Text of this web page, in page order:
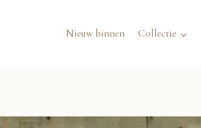
Nieuw binnen Collectie